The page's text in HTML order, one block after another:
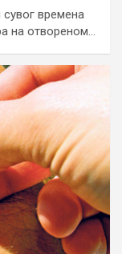
времена
на отвореном…